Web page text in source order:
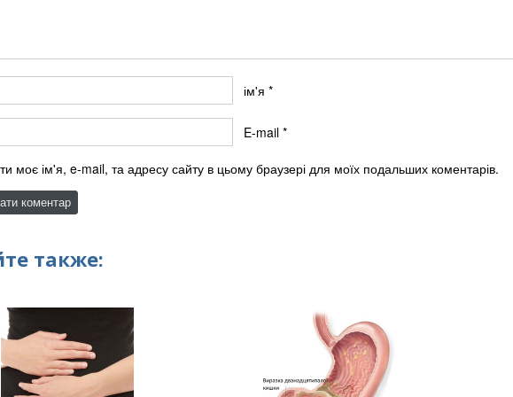
ім'я *
E-mail *
моє ім'я, e-mail, та адресу сайту в цьому браузері для моїх подальших коментарів.
также: